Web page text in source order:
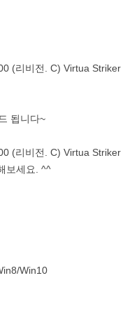
(리비전. C) Virtua Striker
됩니다~
(리비전. C) Virtua Striker
보세요. ^^
Win10